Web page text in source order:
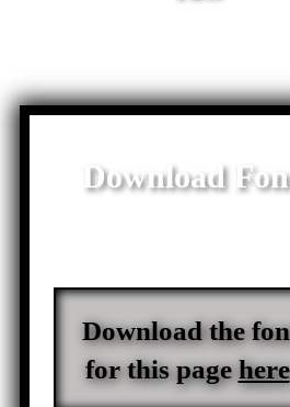
Download
Download the
for this pagehere